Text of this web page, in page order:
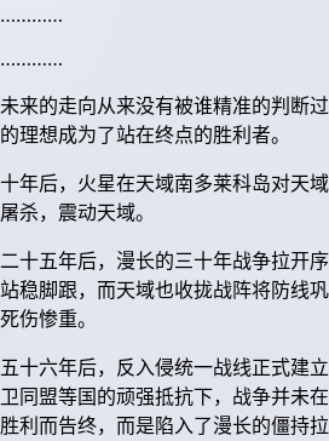
…………
…………
未来的走向从来没有被谁精准的判断
的理想成为了站在终点的胜利者。
十年后，火星在天域南多莱科岛对天
屠杀，震动天域。
二十五年后，漫长的三十年战争拉开
站稳脚跟，而天域也收拢战阵将防线
死伤惨重。
五十六年后，反入侵统一战线正式建
卫同盟等国的顽强抵抗下，战争并未
胜利而告终，而是陷入了漫长的僵持